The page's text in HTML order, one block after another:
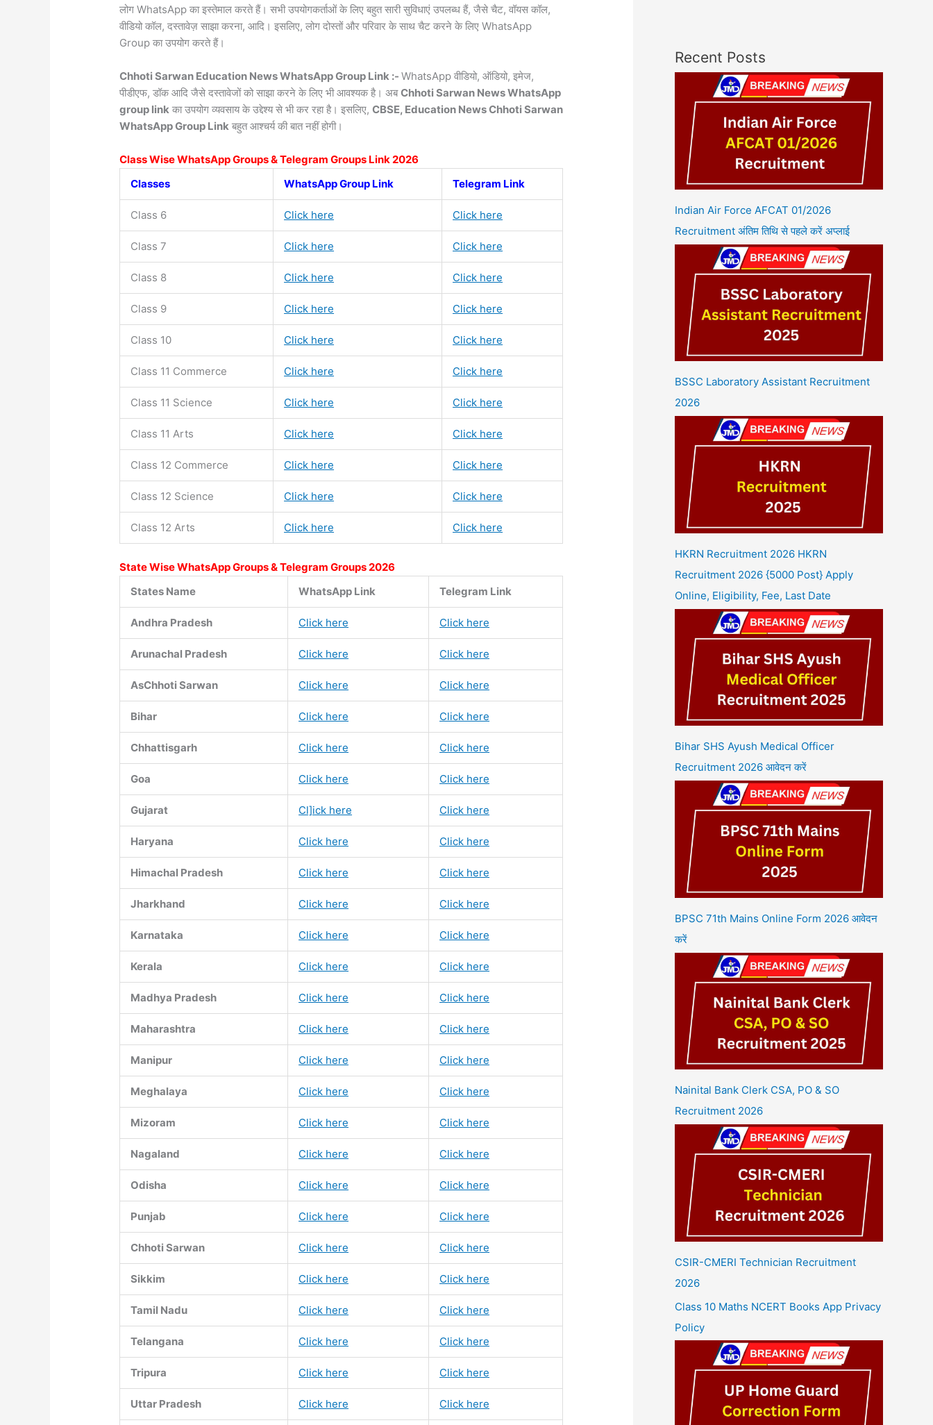
लोग WhatsApp का इस्तेमाल करते हैं। सभी उपयोगकर्ताओं के लिए बहुत सारी सुविधाएं उपलब्ध हैं, जैसे चैट, वॉयस कॉल,
वीडियो कॉल, दस्तावेज़ साझा करना, आदि। इसलिए, लोग दोस्तों और परिवार के साथ चैट करने के लिए WhatsApp
Group का उपयोग करते हैं।
Chhoti Sarwan Education News WhatsApp Group Link :-WhatsApp वीडियो, ऑडियो, इमेज,
पीडीएफ, डॉक आदि जैसे दस्तावेजों को साझा करने के लिए भी आवश्यक है। अबChhoti Sarwan NewsWhatsApp
group link का उपयोग व्यवसाय के उद्देश्य से भी कर रहा है। इसलिए,CBSE, Education News Chhoti Sarwan
WhatsApp Group Link बहुत आश्चर्य की बात नहीं होगी।
Class Wise WhatsApp Groups & Telegram Groups Link 2026
Classes
WhatsApp Group Link Telegram Link
Class 6 Click here Click here
Class 7 Click here Click here
Class 8 Click here Click here
Class 9 Click here Click here
Class 10 Click here Click here
Class 11 Commerce Click here Click here
Class 11 Science Click here Click here
Class 11 Arts Click here Click here
Class 12 Commerce Click here Click here
Class 12 Science Click here Click here
Class 12 Arts Click here Click here
State Wise WhatsApp Groups & Telegram Groups 2026
States Name
WhatsApp Link Telegram Link
Andhra Pradesh Click here Click here
Arunachal Pradesh Click here Click here
AsChhoti Sarwan Click here Click here
Bihar Click here Click here
Chhattisgarh Click here Click here
Goa Click here Click here
Gujarat Cl]ick here Click here
Haryana Click here Click here
Himachal Pradesh Click here Click here
Jharkhand Click here Click here
Karnataka Click here Click here
Kerala Click here Click here
Madhya Pradesh Click here Click here
Maharashtra Click here Click here
Manipur Click here Click here
Meghalaya Click here Click here
Mizoram Click here Click here
Nagaland Click here Click here
Odisha Click here Click here
Punjab Click here Click here
Chhoti Sarwan Click here Click here
Sikkim Click here Click here
Tamil Nadu Click here Click here
Telangana Click here Click here
Tripura Click here Click here
Uttar Pradesh Click here Click here
Recent Posts
Indian Air Force AFCAT 01/2026
Recruitment अंतिम तिथि से पहले करें अप्लाई
BSSC Laboratory Assistant Recruitment
2026
HKRN Recruitment 2026 HKRN
Recruitment 2026 {5000 Post} Apply
Online, Eligibility, Fee, Last Date
Bihar SHS Ayush Medical Officer
Recruitment 2026 आवेदन करें
BPSC 71th Mains Online Form 2026 आवेदन
करें
Nainital Bank Clerk CSA, PO & SO
Recruitment 2026
CSIR-CMERI Technician Recruitment
2026
Class 10 Maths NCERT Books App Privacy
Policy